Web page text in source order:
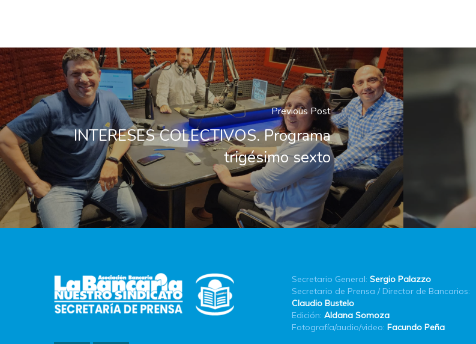
Previous Post
INTERESES COLECTIVOS. Programa
trigésimo sexto
Secretario General: Sergio Palazzo
Secretario de Prensa / Director de Bancarios:
Claudio Bustelo
Edición: Aldana Somoza
Fotografía/audio/video: Facundo Peña